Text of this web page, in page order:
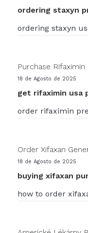
ordering staxyn
ordering staxyn
Purchase
18 de Agosto de 2025
get rifaximin usa
order rifaximin
Order Xifaxan
18 de Agosto de 2025
buying xifaxan
how to order